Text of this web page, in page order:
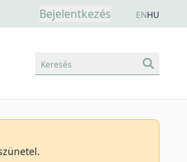
Bejelentkezés ENHU
Keresés